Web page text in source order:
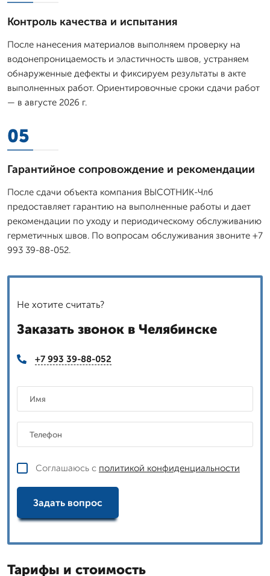
Контроль качества и испытания
После нанесения материалов выполняем проверку на
водонепроницаемость и эластичность швов, устраняем
обнаруженные дефекты и фиксируем результаты в акте
выполненных работ. Ориентировочные сроки сдачи работ
— в августе 2026 г.
05
Гарантийное сопровождение и рекомендации
После сдачи объекта компания ВЫСОТНИК-Члб
предоставляет гарантию на выполненные работы и дает
рекомендации по уходу и периодическому обслуживанию
герметичных швов. По вопросам обслуживания звоните +7
993 39-88-052.
Не хотите считать?
Заказать звонок в Челябинске
+7 993 39-88-052
Соглашаюсь с политикой конфиденциальности
Задать вопрос
Тарифы и стоимость